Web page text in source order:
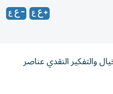
والتفكير النقدي عناصر